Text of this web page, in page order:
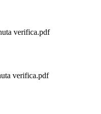
verifica.pdf
verifica.pdf